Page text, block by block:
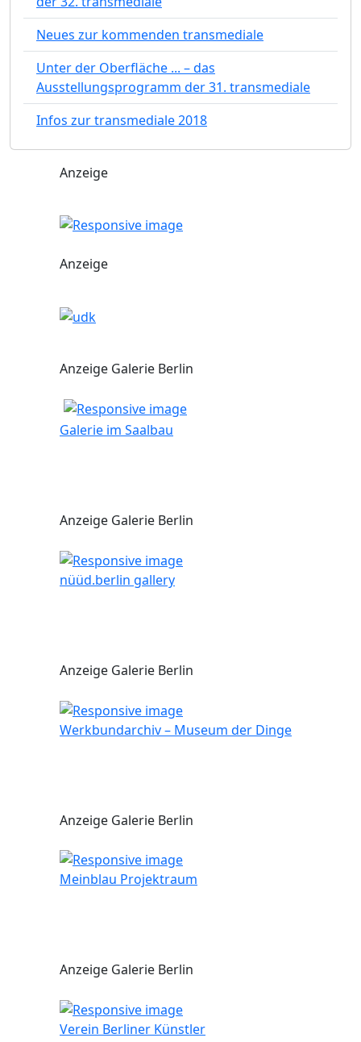
Neues zur kommenden transmediale
Unter der Oberfläche ... – das
Ausstellungsprogramm der 31. transmediale
Infos zur transmediale 2018
Anzeige
Anzeige
Anzeige Galerie Berlin
Galerie im Saalbau
Anzeige Galerie Berlin
nüüd.berlin gallery
Anzeige Galerie Berlin
Werkbundarchiv – Museum der Dinge
Anzeige Galerie Berlin
Meinblau Projektraum
Anzeige Galerie Berlin
Verein Berliner Künstler